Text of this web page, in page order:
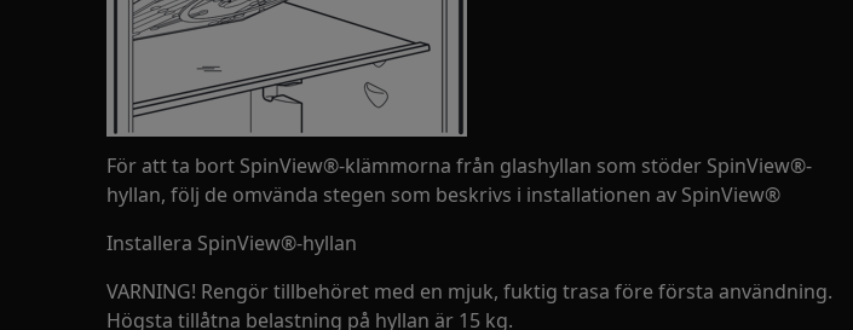
För att ta bort SpinView®-klämmorna från glashyllan som stöder SpinView®-
hyllan, följ de omvända stegen som beskrivs i installationen av SpinView®
Installera SpinView®-hyllan
VARNING! Rengör tillbehöret med en mjuk, fuktig trasa före första användning.
Högsta tillåtna belastning på hyllan är 15 kg.